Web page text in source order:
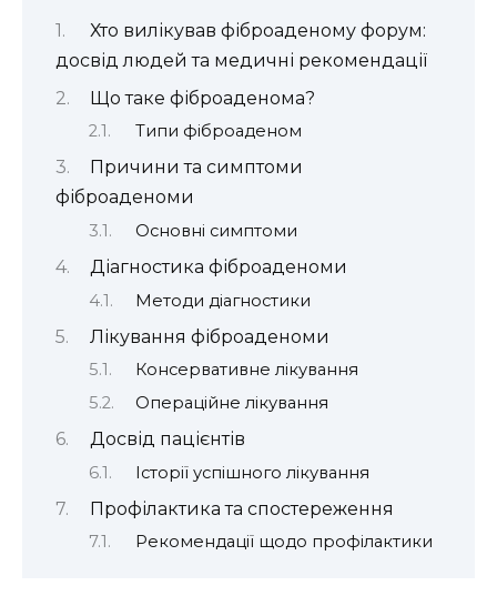
Хто вилікував фіброаденому форум:
досвід людей та медичні рекомендації
Що таке фіброаденома?
Типи фіброаденом
Причини та симптоми
фіброаденоми
Основні симптоми
Діагностика фіброаденоми
Методи діагностики
Лікування фіброаденоми
Консервативне лікування
Операційне лікування
Досвід пацієнтів
Історії успішного лікування
Профілактика та спостереження
Рекомендації щодо профілактики